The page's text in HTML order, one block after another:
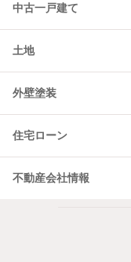
中古一戸建て
土地
外壁塗装
住宅ローン
不動産会社情報